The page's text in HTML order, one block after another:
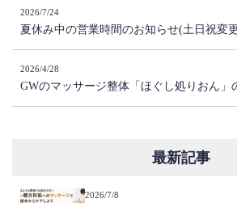
2026/7/24
夏休み中の営業時間のお知らせ(土日祝変
2026/4/28
GWのマッサージ整体「ほぐし処りおん」
最新記事
2026/7/8